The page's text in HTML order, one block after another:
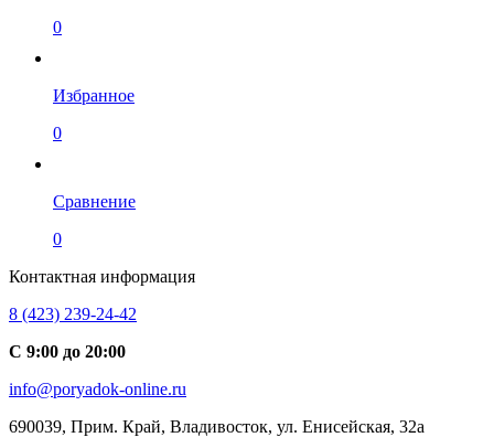
0
Избранное
0
Сравнение
0
Контактная информация
8 (423) 239-24-42
С 9:00 до 20:00
info@poryadok-online.ru
690039, Прим. Край, Владивосток, ул. Енисейская, 32а